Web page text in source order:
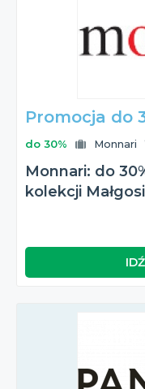
Promocja do
do 30% Monnari
Monnari: do
kolekcji